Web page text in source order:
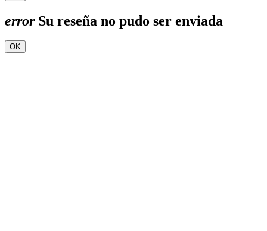
errorSu reseña no pudo ser enviada
OK